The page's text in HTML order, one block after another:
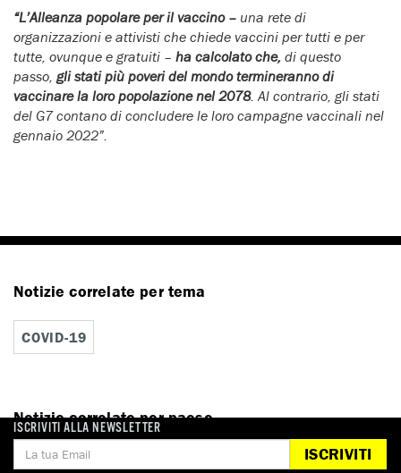
“L’Alleanza popolare per il vaccino – una rete di
organizzazioni e attivisti che chiede vaccini per tutti e per
tutte, ovunque e gratuiti – ha calcolato che, di questo
passo, gli stati più poveri del mondo termineranno di
vaccinare la loro popolazione nel 2078. Al contrario, gli stati
del G7 contano di concludere le loro campagne vaccinali nel
gennaio 2022”.
Notizie correlate per tema
COVID-19
Notizie correlate per paese
CANADA
ISCRIVITI ALLA NEWSLETTER
ISCRIVITI